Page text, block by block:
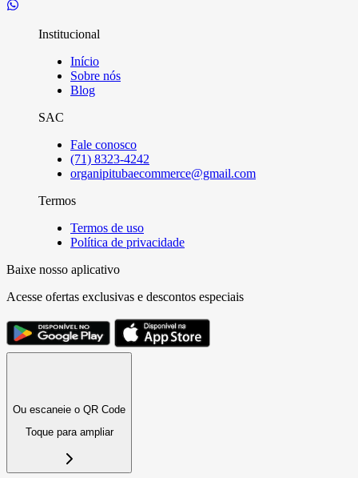
Institucional
Início
Sobre nós
Blog
SAC
Fale conosco
(71) 8323-4242
organipitubaecommerce@gmail.com
Termos
Termos de uso
Política de privacidade
Baixe nosso aplicativo
Acesse ofertas exclusivas e descontos especiais
Ou escaneie o QR Code
Toque para ampliar